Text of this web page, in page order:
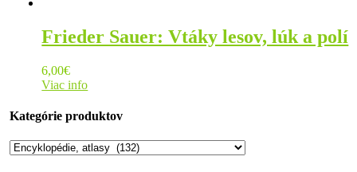
Frieder Sauer: Vtáky lesov, lúk a polí
6,00€
Viac info
Kategórie produktov